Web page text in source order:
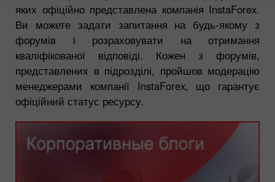
яких офіційно представлена компанія InstaForex.
Ви можете задати запитання на будь-якому з
форумів і розраховувати на отримання
кваліфікованої відповіді. Кожен з форумів,
представлених в підрозділі, пройшов модерацію
менеджерами компанії InstaForex, що гарантує
офіційний статус ресурсу.